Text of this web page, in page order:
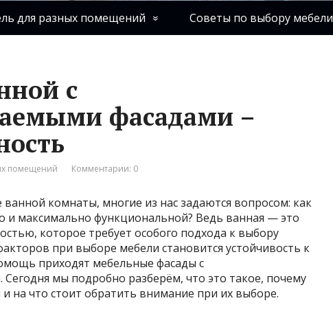
для разных помещений Советы по выбору мебели
с
фасадами –
помещений Комментарии: 0
комнаты, многие из нас задаются вопросом: как
и максимально функциональной? Ведь ванная — это
которое требует особого подхода к выбору
при выборе мебели становится устойчивость к
приходят мебельные фасады с
мы подробно разберём, что это такое, почему
на что стоит обратить внимание при их выборе.